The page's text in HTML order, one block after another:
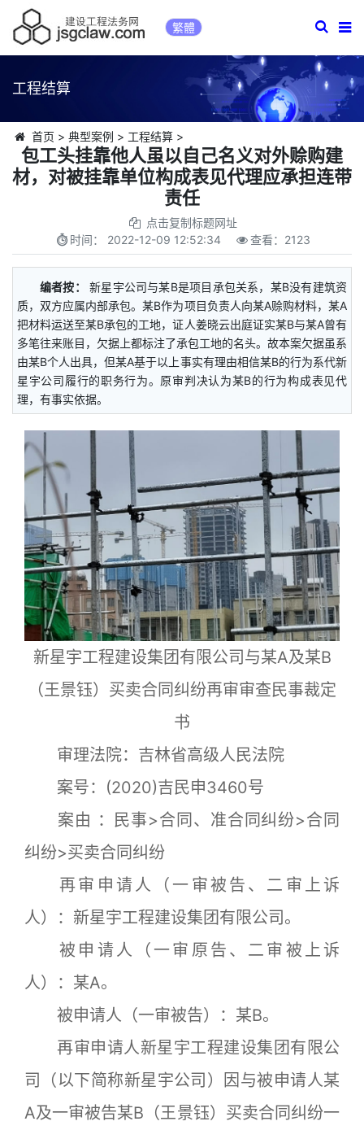
繁體
工程结算
首页 > 典型案例 > 工程结算>
包工头挂靠他人虽以自己名义对外赊购建
材，对被挂靠单位构成表见代理应承担连带
责任
点击复制标题网址
时间： 2022-12-09 12:52:34 查看： 2123
编者按：
新星宇公司与某B是项目承包关系，某B没有建筑资
质，双方应属内部承包。某B作为项目负责人向某A赊购材料，某A
把材料运送至某B承包的工地，证人姜晓云出庭证实某B与某A曾有
多笔往来账目，欠据上都标注了承包工地的名头。故本案欠据虽系
由某B个人出具，但某A基于以上事实有理由相信某B的行为系代新
星宇公司履行的职务行为。原审判决认为某B的行为构成表见代
理，有事实依据。
新星宇工程建设集团有限公司与某A及某B
（王景钰）买卖合同纠纷再审审查民事裁定
书
审理法院：吉林省高级人民法院
案号：(2020)吉民申3460号
案由 ：民事>合同、准合同纠纷>合同
纠纷>买卖合同纠纷
再审申请人（一审被告、二审上诉
人）：新星宇工程建设集团有限公司。
被申请人（一审原告、二审被上诉
人）：某A。
被申请人（一审被告）：某B。
再审申请人新星宇工程建设集团有限公
司（以下简称新星宇公司）因与被申请人某
A及一审被告某B（王景钰）买卖合同纠纷一